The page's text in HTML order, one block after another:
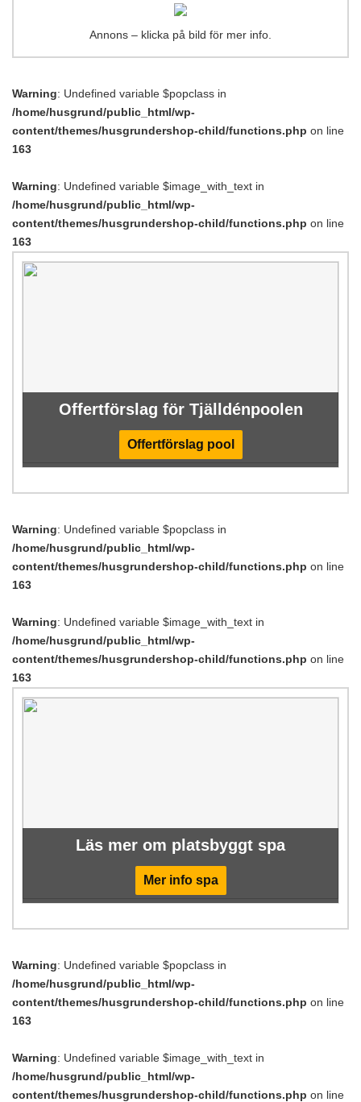
Annons – klicka på bild för mer info.
Warning: Undefined variable $popclass in
/home/husgrund/public_html/wp-
content/themes/husgrundershop-child/functions.php on line
163
Warning: Undefined variable $image_with_text in
/home/husgrund/public_html/wp-
content/themes/husgrundershop-child/functions.php on line
163
Offertförslag för Tjälldénpoolen
Offertförslag pool
Warning: Undefined variable $popclass in
/home/husgrund/public_html/wp-
content/themes/husgrundershop-child/functions.php on line
163
Warning: Undefined variable $image_with_text in
/home/husgrund/public_html/wp-
content/themes/husgrundershop-child/functions.php on line
163
Läs mer om platsbyggt spa
Mer info spa
Warning: Undefined variable $popclass in
/home/husgrund/public_html/wp-
content/themes/husgrundershop-child/functions.php on line
163
Warning: Undefined variable $image_with_text in
/home/husgrund/public_html/wp-
content/themes/husgrundershop-child/functions.php on line